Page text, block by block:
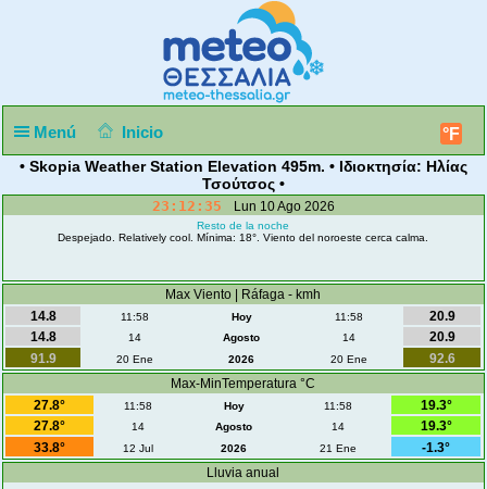
Menú Inicio °F
• Skopia Weather Station Elevation 495m. • Ιδιοκτησία: Ηλίας
Τσούτσος •
23:12:35 Lun 10 Ago 2026
Resto de la noche
Despejado. Relatively cool. Mínima: 18°. Viento del noroeste cerca calma.
Max Viento | Ráfaga - kmh
14.8
11:58 Hoy 11:58
20.9
14.8
14 Agosto 14
20.9
91.9
20 Ene 2026 20 Ene
92.6
Max-MinTemperatura °C
27.8°
11:58 Hoy 11:58
19.3°
27.8°
14 Agosto 14
19.3°
33.8°
12 Jul 2026 21 Ene
-1.3°
Lluvia anual